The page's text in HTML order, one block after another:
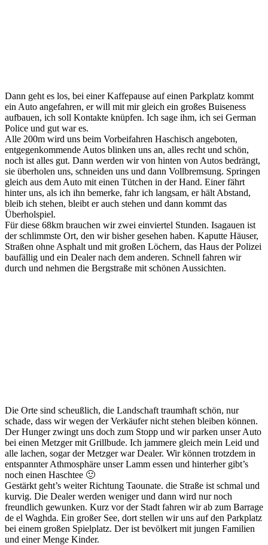
Dann geht es los, bei einer Kaffepause auf einen Parkplatz kommt
ein Auto angefahren, er will mit mir gleich ein großes Buiseness
aufbauen, ich soll Kontakte knüpfen. Ich sage ihm, ich sei German
Police und gut war es.
Alle 200m wird uns beim Vorbeifahren Haschisch angeboten,
entgegenkommende Autos blinken uns an, alles recht und schön,
noch ist alles gut. Dann werden wir von hinten von Autos bedrängt,
sie überholen uns, schneiden uns und dann Vollbremsung. Springen
gleich aus dem Auto mit einen Tütchen in der Hand. Einer fährt
hinter uns, als ich ihn bemerke, fahr ich langsam, er hält Abstand,
bleib ich stehen, bleibt er auch stehen und dann kommt das
Überholspiel.
Für diese 68km brauchen wir zwei einviertel Stunden. Isagauen ist
der schlimmste Ort, den wir bisher gesehen haben. Kaputte Häuser,
Straßen ohne Asphalt und mit großen Löchern, das Haus der Polizei
baufällig und ein Dealer nach dem anderen. Schnell fahren wir
durch und nehmen die Bergstraße mit schönen Aussichten.
Die Orte sind scheußlich, die Landschaft traumhaft schön, nur
schade, dass wir wegen der Verkäufer nicht stehen bleiben können.
Der Hunger zwingt uns doch zum Stopp und wir parken unser Auto
bei einen Metzger mit Grillbude. Ich jammere gleich mein Leid und
alle lachen, sogar der Metzger war Dealer. Wir können trotzdem in
entspannter Athmosphäre unser Lamm essen und hinterher gibt’s
noch einen Haschtee 🙂
Gestärkt geht’s weiter Richtung Taounate. die Straße ist schmal und
kurvig. Die Dealer werden weniger und dann wird nur noch
freundlich gewunken. Kurz vor der Stadt fahren wir ab zum Barrage
de el Waghda. Ein großer See, dort stellen wir uns auf den Parkplatz
bei einem großen Spielplatz. Der ist bevölkert mit jungen Familien
und einer Menge Kinder.